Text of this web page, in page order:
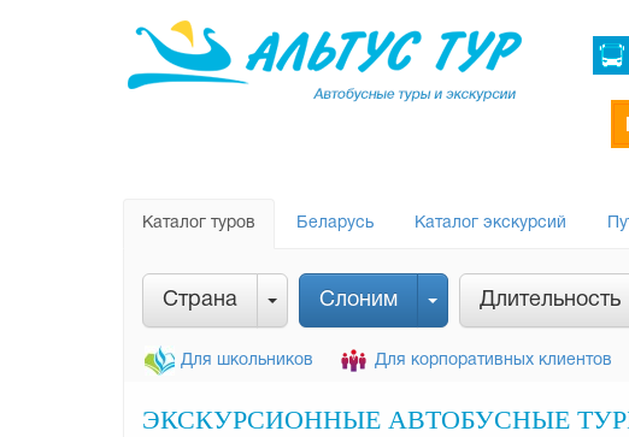
Каталог туров Беларусь Каталог экскурсий
Страна Слоним Длительность
Для школьников Для корпоративных клиентов
ЭКСКУРСИОННЫЕ АВТОБУСНЫЕ